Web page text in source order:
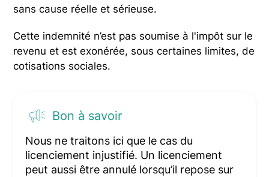
sans cause réelle et sérieuse.
Cette indemnité n’est pas soumise à l'impôt sur le
revenu et est exonérée, sous certaines limites, de
cotisations sociales.
Bon à savoir
Nous ne traitons ici que le cas du
licenciement injustifié. Un licenciement
peut aussi être annulé lorsqu’il repose sur